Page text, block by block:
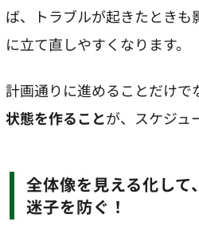
ば、トラブルが起きたとき
に立て直しやすくなります。
計画通りに進めることだけで
状態を作ることが、スケジュ
全体像を見える化して、プロジェクトの
迷子を防ぐ！